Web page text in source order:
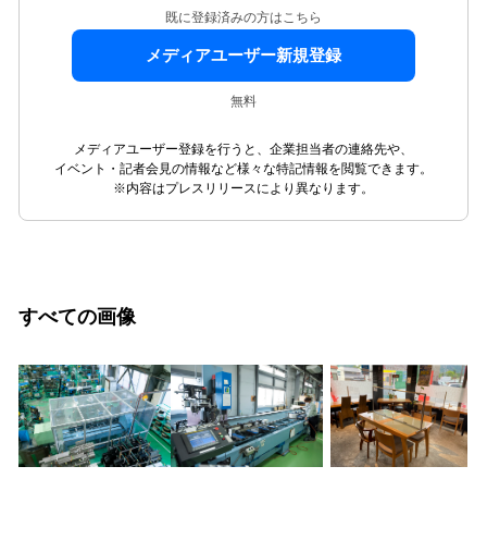
既に登録済みの方はこちら
メディアユーザー新規登録
無料
メディアユーザー登録を行うと、企業担当者の連絡先や、
イベント・記者会見の情報など様々な特記情報を閲覧できます。
※内容はプレスリリースにより異なります。
すべての画像